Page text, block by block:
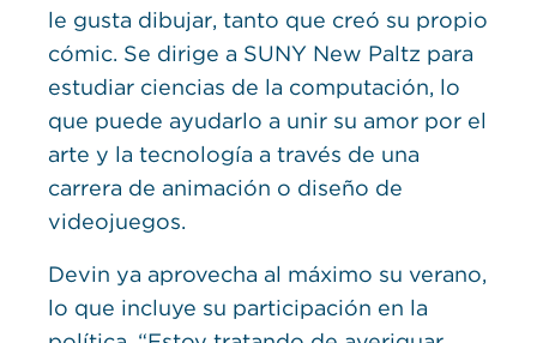
le gusta dibujar, tanto que creó su propio
cómic. Se dirige a SUNY New Paltz para
estudiar ciencias de la computación, lo
que puede ayudarlo a unir su amor por el
arte y la tecnología a través de una
carrera de animación o diseño de
videojuegos.
Devin ya aprovecha al máximo su verano,
lo que incluye su participación en la